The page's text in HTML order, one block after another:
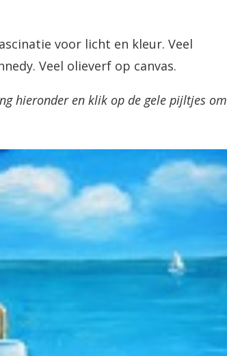
voor licht en kleur. Veel
Veel olieverf op canvas.
hieronder en klik op de gele pijltjes om